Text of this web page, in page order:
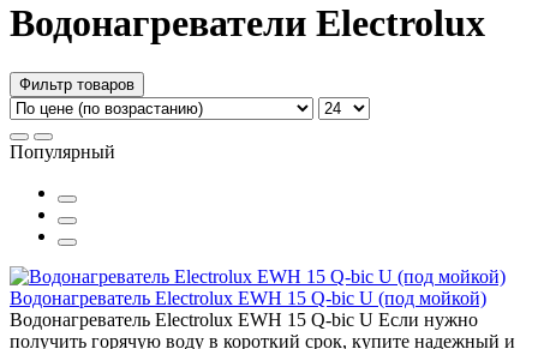
Водонагреватели Electrolux
Фильтр товаров
Популярный
Водонагреватель Electrolux EWH 15 Q-bic U (под мойкой)
Водонагреватель Electrolux EWH 15 Q-bic U Если нужно
получить горячую воду в короткий срок, купите надежный и